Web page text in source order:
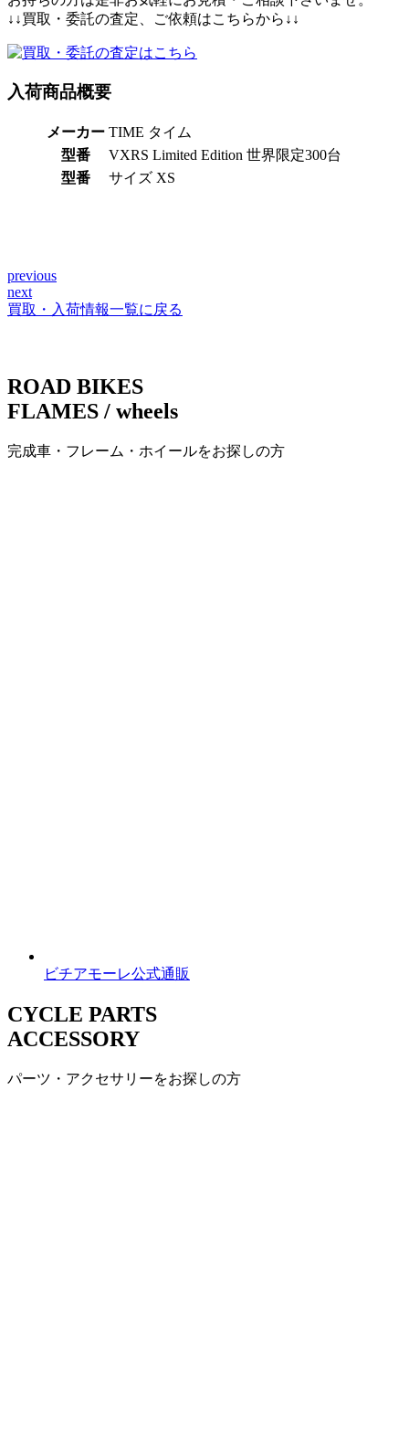
↓↓買取・委託の査定、ご依頼はこちらから↓↓
入荷商品概要
メーカー TIME タイム
型番
VXRS Limited Edition 世界限定300台
型番
サイズ XS
投
稿
ゲ
シ
previous
next
買取・入荷情報一覧に戻る
ROAD BIKES
FLAMES / wheels
完成車・フレーム・ホイールをお探しの方
ビチアモーレ公式通販
CYCLE PARTS
ACCESSORY
パーツ・アクセサリーをお探しの方